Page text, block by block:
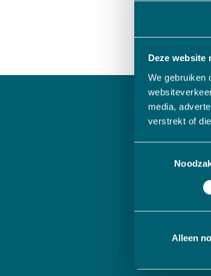
Deze website
We gebruiken
media,
verstrekt of
Alleen
De
Vandaag
portfolio
Metaal
hebben